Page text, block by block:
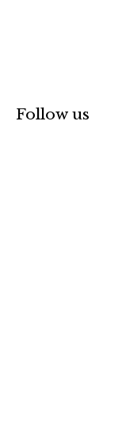
Follow us